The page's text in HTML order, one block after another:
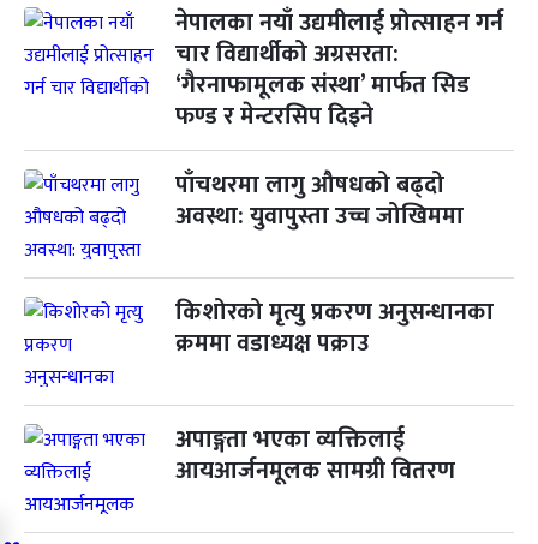
नेपालका नयाँ उद्यमीलाई प्रोत्साहन गर्न
चार विद्यार्थीको अग्रसरता:
‘गैरनाफामूलक संस्था’ मार्फत सिड
फण्ड र मेन्टरसिप दिइने
पाँचथरमा लागु औषधको बढ्दो
अवस्था: युवापुस्ता उच्च जोखिममा
किशोरको मृत्यु प्रकरण अनुसन्धानका
क्रममा वडाध्यक्ष पक्राउ
अपाङ्गता भएका व्यक्तिलाई
आयआर्जनमूलक सामग्री वितरण